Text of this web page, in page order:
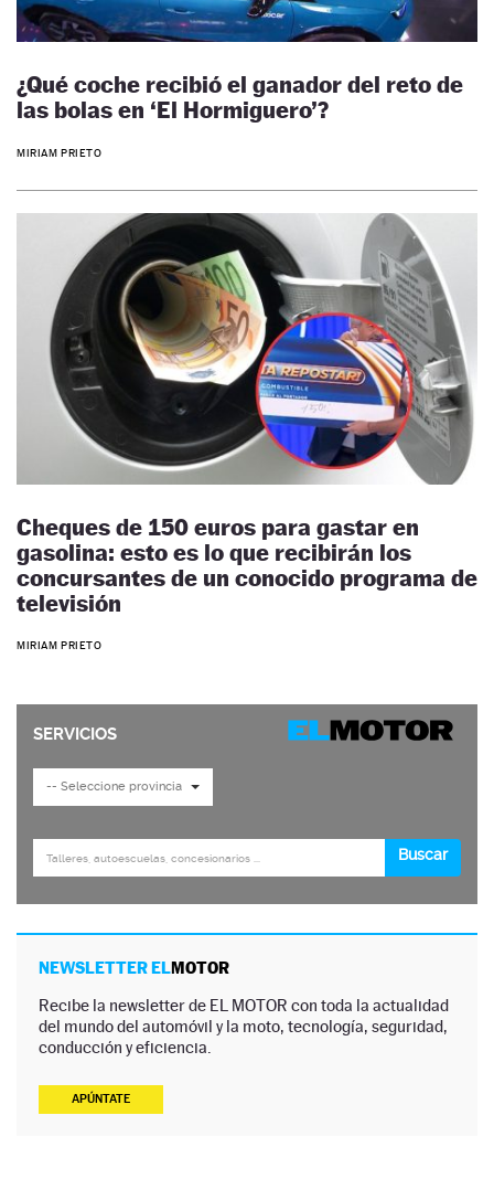
¿Qué coche recibió el ganador del reto de
las bolas en ‘El Hormiguero’?
MIRIAM PRIETO
Cheques de 150 euros para gastar en
gasolina: esto es lo que recibirán los
concursantes de un conocido programa de
televisión
MIRIAM PRIETO
NEWSLETTER ELMOTOR
Recibe la newsletter de EL MOTOR con toda la actualidad
del mundo del automóvil y la moto, tecnología, seguridad,
conducción y eficiencia.
APÚNTATE